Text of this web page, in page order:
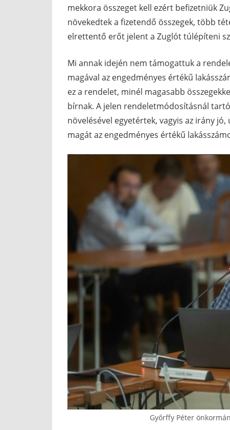
mekkora összeget kell ezért befizetniük
növekedtek a fizetendő összegek, több
elrettentő erőt jelent a Zuglót túlépíteni
Mi annak idején nem támogattuk a
magával az engedményes értékű
ez a rendelet, minél magasabb
bírnak. A jelen rendeletmódosításnál
növelésével egyetértek, vagyis az irány
magát az engedményes értékű
Győrffy Péter